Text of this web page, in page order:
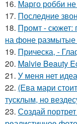
16. Марго робби не
17. Последние
18. Промт - сюжет:
на фоне
19. Прическа, -
20. Malvie Beauty
21. У меня нет
22. (Ева мари
тусклым, но
23. Создай